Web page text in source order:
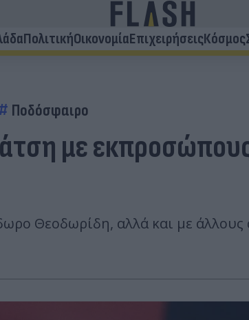
ΠολιτικήΟικονομίαΕπιχειρήσειςΚόσμος
Ποδόσφαιρο
με
Θεοδωρίδη, αλλά και με άλλους